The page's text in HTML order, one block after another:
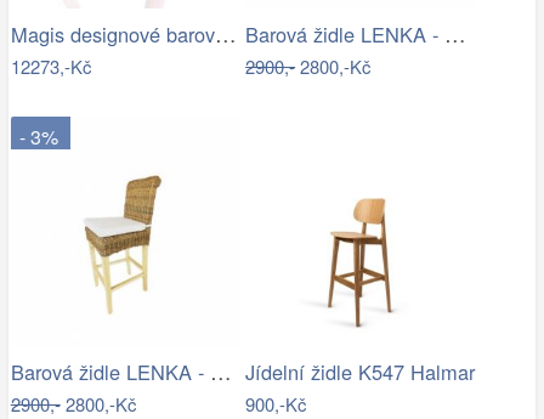
Magis designové barové židle The Wild…
12273,-Kč
Barová židle LENKA - banánový list -…
2900,-2800,-Kč
- 3%
Barová židle LENKA - banánový list -…
2900,-2800,-Kč
Jídelní židle K547 Halmar
900,-Kč